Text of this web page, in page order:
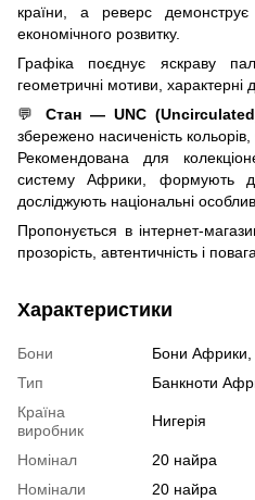
країни, а реверс
економічного розвитку.
Графіка поєднує яскраву
геометричні мотиви, характерні
💬 Стан — UNC
збережено насиченість кольорів,
Рекомендована для
систему Африки, формують
досліджують національні
Пропонується в інтернет-
прозорість, автентичність і
Характеристики
Бони
Бони Африки,
Тип
Банкноти
Країна
виробник
Нигерія
Номінал
20 найра
Номінали
20 найра